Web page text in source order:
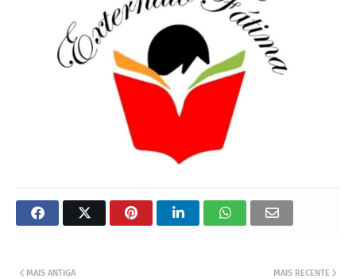
MAIS RECENTE
MAIS ANTIGA